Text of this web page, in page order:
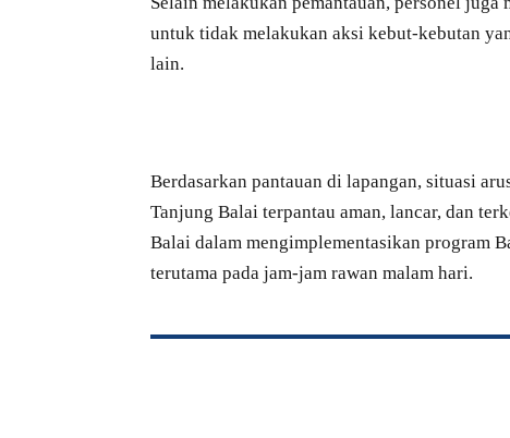
untuk tidak melakukan aksi kebut-kebutan
lain.
Berdasarkan pantauan di lapangan, situasi
Tanjung Balai terpantau aman, lancar, dan
Balai dalam mengimplementasikan program
terutama pada jam-jam rawan malam hari.